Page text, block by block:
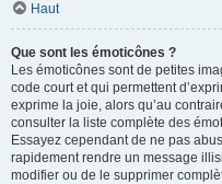
Haut
Que sont les émoticônes ?
Les émoticônes sont de petites
code court et qui permettent
exprime la joie, alors qu’au
consulter la liste complète des
Essayez cependant de ne pas
rapidement rendre un message
modifier ou de le supprimer